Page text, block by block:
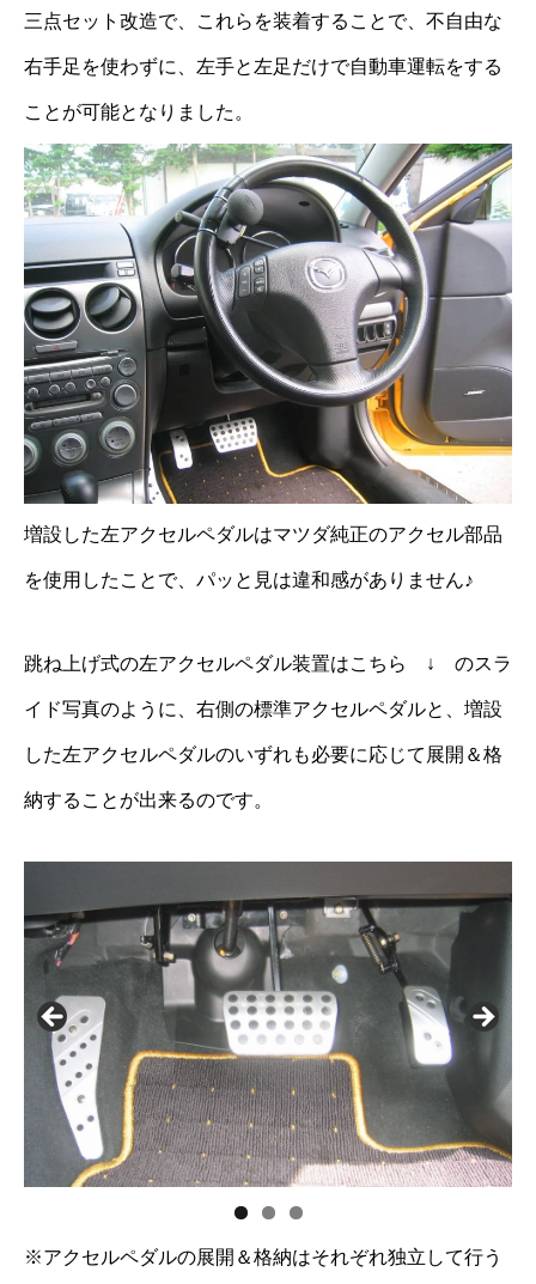
三点セット改造で、これらを装着することで、不自由な
右手足を使わずに、左手と左足だけで自動車運転をする
ことが可能となりました。
増設した左アクセルペダルはマツダ純正のアクセル部品
を使用したことで、パッと見は違和感がありません♪
跳ね上げ式の左アクセルペダル装置はこちら ↓ のスラ
イド写真のように、右側の標準アクセルペダルと、増設
した左アクセルペダルのいずれも必要に応じて展開＆格
納することが出来るのです。
※アクセルペダルの展開＆格納はそれぞれ独立して行う